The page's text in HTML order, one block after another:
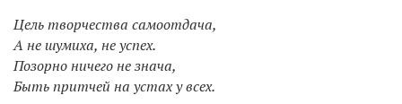
Цель творчества самоотдача,
А не шумиха, не успех.
Позорно ничего не знача,
Быть притчей на устах у всех.